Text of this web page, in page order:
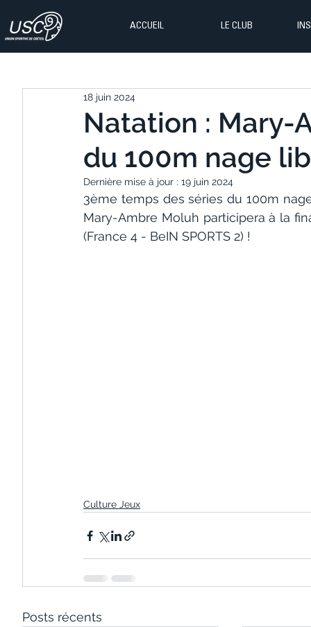
ACCUEIL LE CLUB
Natation : Mary-
du 100m nage
18 juin 2024
Dernière mise à jour : 19 juin 2024
3ème temps des séries du 100m
Mary-Ambre Moluh participera à la
(France 4 - BeIN SPORTS 2) !
Culture Jeux
Posts récents